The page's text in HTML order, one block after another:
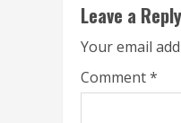
Leave a Reply
Your email
Comment*